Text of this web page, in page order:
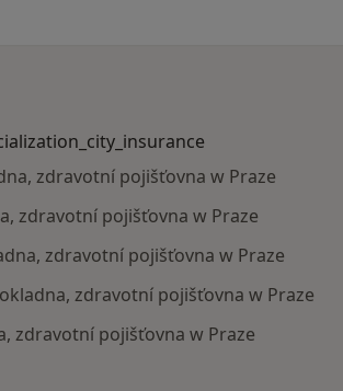
zdravotní pojišťovna w Praze
zdravotní pojišťovna w Praze
zdravotní pojišťovna w Praze
zdravotní pojišťovna w Praze
zdravotní pojišťovna w Praze